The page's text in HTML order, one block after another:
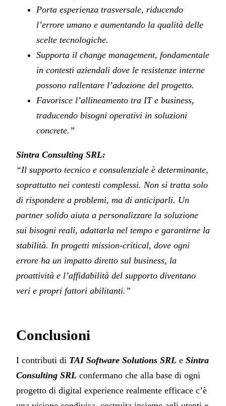
Porta esperienza trasversale, riducendo
l’errore umano e aumentando la qualità delle
scelte tecnologiche.
Supporta il change management, fondamentale
in contesti aziendali dove le resistenze interne
possono rallentare l’adozione del progetto.
Favorisce l’allineamento tra IT e business,
traducendo bisogni operativi in soluzioni
concrete.”
Sintra Consulting SRL:
“Il supporto tecnico e consulenziale è determinante,
soprattutto nei contesti complessi. Non si tratta solo
di rispondere a problemi, ma di anticiparli. Un
partner solido aiuta a personalizzare la soluzione
sui bisogni reali, adattarla nel tempo e garantirne la
stabilità. In progetti mission-critical, dove ogni
errore ha un impatto diretto sul business, la
proattività e l’affidabilità del supporto diventano
veri e propri fattori abilitanti.”
Conclusioni
I contributi di TAI Software Solutions SRL e Sintra
Consulting SRL confermano che alla base di ogni
progetto di digital experience realmente efficace c’è